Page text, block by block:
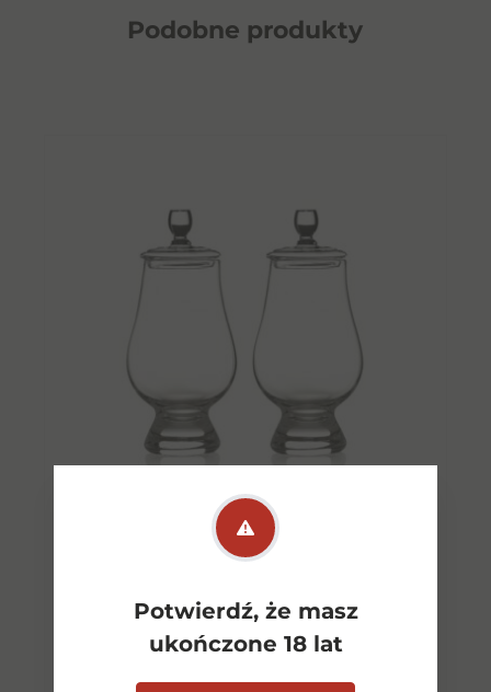
Potwierdź, że masz
ukończone 18 lat
Podobne produkty
Glencairn Glass 2 szt +
pokrywka